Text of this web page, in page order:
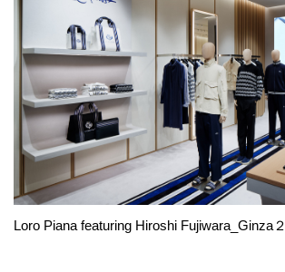
Loro Piana featuring Hiroshi Fujiwara_Ginza２